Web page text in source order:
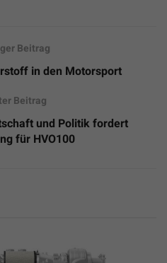
Beitrag
in den Motorsport
Beitrag
und Politik fordert
für HVO100